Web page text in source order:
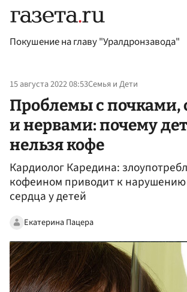
Покушение на главу "Уралдронзавода"
15 августа 2022 08:53Семья и Дети
Проблемы с почками,
и нервами: почему
нельзя кофе
Кардиолог Каредина:
кофеином приводит к
сердца у детей
Екатерина Пацера